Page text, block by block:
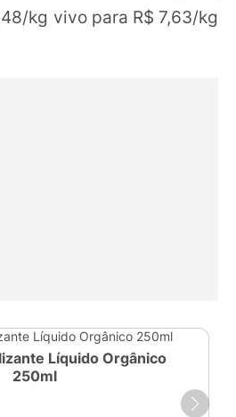
kg vivo para R$ 7,63/kg
Líquido Orgânico
250ml